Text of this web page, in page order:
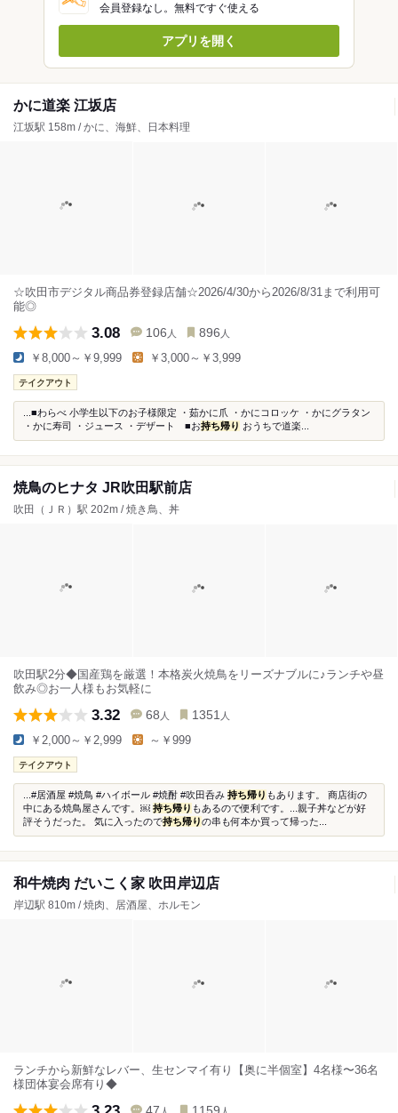
会員登録なし。無料ですぐ使える
アプリを開く
かに道楽 江坂店
江坂駅 158m / かに、海鮮、日本料理
☆吹田市デジタル商品券登録店舗☆2026/4/30から2026/8/31まで利用可
能◎
3.08 106 人 896 人
￥8,000～￥9,999 ￥3,000～￥3,999
テイクアウト
...■わらべ 小学生以下のお子様限定 ・茹かに爪 ・かにコロッケ ・かにグラタン
・かに寿司 ・ジュース ・デザート ■お持ち帰り おうちで道楽...
焼鳥のヒナタ JR吹田駅前店
吹田（ＪＲ）駅 202m / 焼き鳥、丼
吹田駅2分◆国産鶏を厳選！本格炭火焼鳥をリーズナブルに♪ランチや昼
飲み◎お一人様もお気軽に
3.32 68 人 1351 人
￥2,000～￥2,999 ～￥999
テイクアウト
...#居酒屋 #焼鳥 #ハイボール #焼酎 #吹田呑み 持ち帰り もあります。 商店街の
中にある焼鳥屋さんです。￼ 持ち帰り もあるので便利です。...親子丼などが好
評そうだった。 気に入ったので持ち帰りの串も何本か買って帰った...
和牛焼肉 だいこく家 吹田岸辺店
岸辺駅 810m / 焼肉、居酒屋、ホルモン
ランチから新鮮なレバー、生センマイ有り【奥に半個室】4名様〜36名
様団体宴会席有り◆